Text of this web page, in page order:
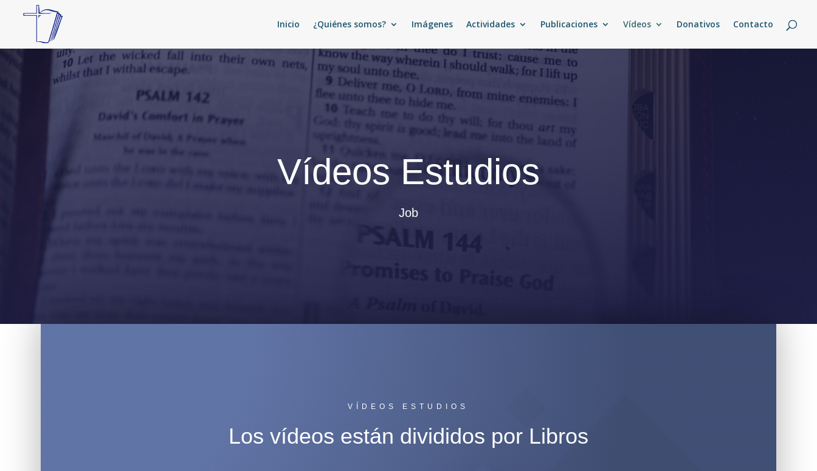
Inicio ¿Quiénes somos? Imágenes Actividades Publicaciones Vídeos Donativos Contacto
Vídeos Estudios
Job
VÍDEOS ESTUDIOS
Los vídeos están divididos por Libros